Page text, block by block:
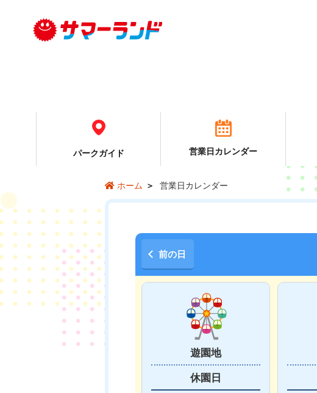
パークガイド 営業日カレンダー
ホーム 営業日カレンダー
遊園地
休園日